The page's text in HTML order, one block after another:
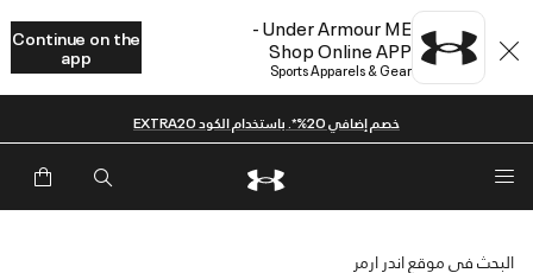
Under Armour ME -
Shop Online APP
Sports Apparels & Gear
Continue on the
app
خصم إضافي 20%*. باستخدام الكود EXTRA20
البحث في موقع اندر ارمر